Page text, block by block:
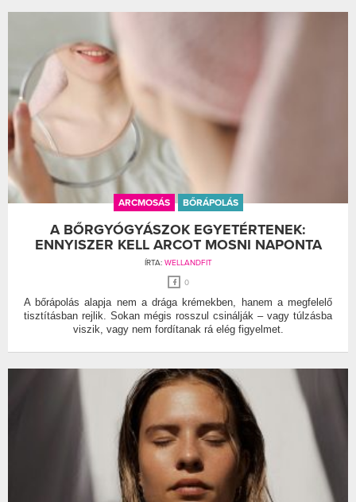
ARCMOSÁS BŐRÁPOLÁS
A BŐRGYÓGYÁSZOK EGYETÉRTENEK:
ENNYISZER KELL ARCOT MOSNI NAPONTA
ÍRTA: WELLANDFIT
0
A bőrápolás alapja nem a drága krémekben, hanem a megfelelő
tisztításban rejlik. Sokan mégis rosszul csinálják – vagy túlzásba
viszik, vagy nem fordítanak rá elég figyelmet.